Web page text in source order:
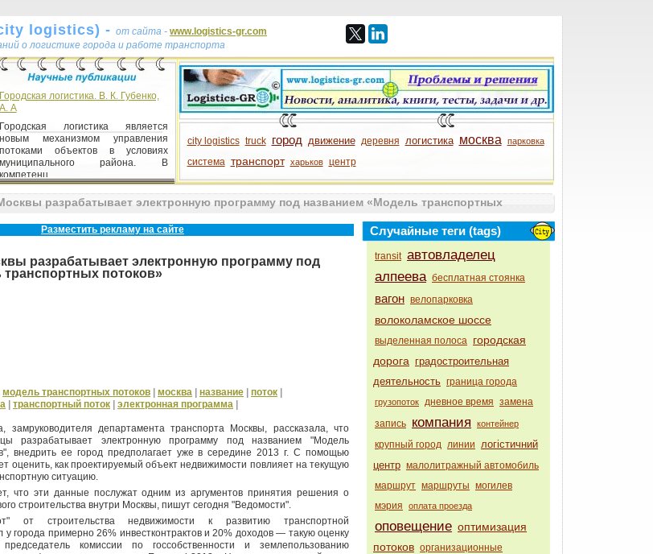
city logistics) - от сайта - www.logistics-gr.com
о логистике города и работе транспорта
Городская логистика. В. К. Губенко,
А. А
Городская логистика является
новым механизмом управления
потоками объектов в условиях
муниципального района. В
компетенц...
city logistics truck город движение деревня логистика москва парковка
система транспорт харьков центр
разрабатывает электронную программу под названием «Модель транспортных
Разместить рекламу на сайте
разрабатывает электронную программу под
потоков»
модель транспортных потоков москва название поток
транспортный поток электронная программа
замруководителя департамента транспорта Москвы, рассказала, что
разрабатывает электронную программу под названием "Модель
внедрить ее город предполагает уже в середине2013 г. С помощью
оценить, как проектируемый объект недвижимости повлияет на текущую
ситуацию.
что эти данные послужат одним из аргументов принятия решения о
строительства внутри Москвы, пишут сегодня "Ведомости".
от строительства недвижимости к развитию транспортной
у города примерно 26% инвестконтрактов и 20% доходов — такую оценку
комиссии по госсобственности и землепользованию
Случайные теги (tags)
transit автовладелец
алпеева бесплатная стоянка
вагон велопарковка
волоколамское шоссе
выделенная полоса городская
дорога градостроительная
деятельность граница города
грузопоток дневное время замена
запись компания контейнер
крупный город линии логістичний
центр малолитражный автомобиль
маршрут маршруты могилев
мэрия
оплата проезда
оповещение оптимизация
потоков организационные